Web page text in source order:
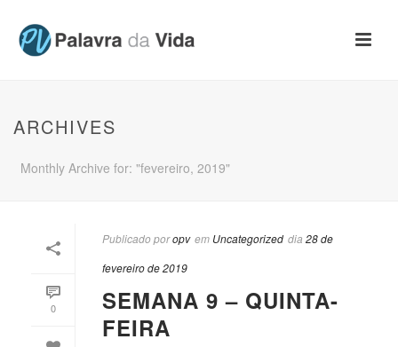
ARCHIVES
Monthly Archive for: "fevereiro, 2019"
0
Publicado poropv em Uncategorized dia 28 de
fevereiro de 2019
SEMANA 9 – QUINTA-
FEIRA